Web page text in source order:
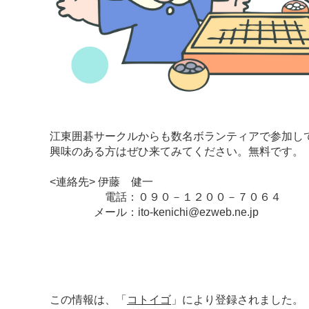
江東囲碁サークルからも数名ボランティアで参加し
興味のある方はぜひ来てみてください。無料です。
<連絡先> 伊藤 健一
電話：０９０－１２００－７０６４
メール：ito-kenichi@ezweb.ne.jp
この情報は、「 コトイゴ 」により登録されました。